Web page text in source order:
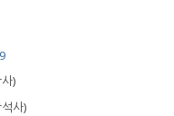
)
사)